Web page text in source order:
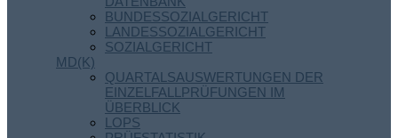
BUNDESSOZIALGERICHT
LANDESSOZIALGERICHT
SOZIALGERICHT
MD(K)
QUARTALSAUSWERTUNGEN DER
EINZELFALLPRÜFUNGEN IM
ÜBERBLICK
LOPS